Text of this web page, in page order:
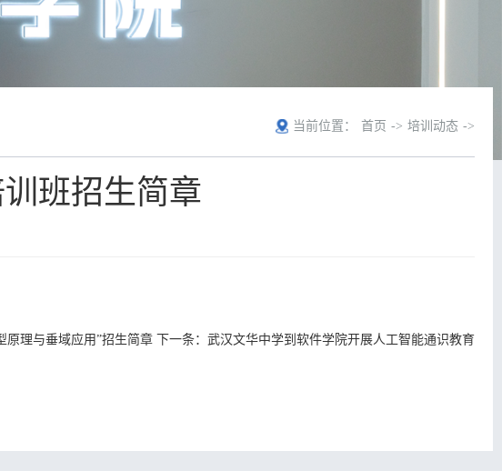
当前位置： 首页 -> 培训动态 ->
班招生简章
原理与垂域应用”招生简章 下一条： 武汉文华中学到软件学院开展人工智能通识教育